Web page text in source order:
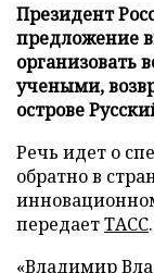
Президент
предложение
организовать
учеными,
острове
Речь идет о
обратно в
передаетТАСС.
«Владимир